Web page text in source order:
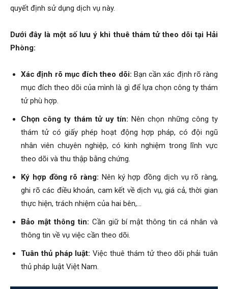
phòng,
quyết định sử dụng dịch vụ này.
Dưới đây là một số lưu ý khi thuê thám tử theo dõi tại Hải
Phòng:
Xác định rõ mục đích theo dõi: Bạn cần xác định rõ ràng
mục đích theo dõi của mình là gì để lựa chọn công ty thám
tử phù hợp.
Chọn công ty thám tử uy tín: Nên chọn những công ty
thám tử có giấy phép hoạt động hợp pháp, có đội ngũ
nhân viên chuyên nghiệp, có kinh nghiệm trong lĩnh vực
theo dõi và thu thập bằng chứng.
Ký hợp đồng rõ ràng: Nên ký hợp đồng dịch vụ rõ ràng,
ghi rõ các điều khoản, cam kết về dịch vụ, giá cả, thời gian
thực hiện, trách nhiệm của hai bên,…
Bảo mật thông tin: Cần giữ bí mật thông tin cá nhân và
thông tin về vụ việc cần theo dõi.
Tuân thủ pháp luật: Việc thuê thám tử theo dõi phải tuân
thủ pháp luật Việt Nam.